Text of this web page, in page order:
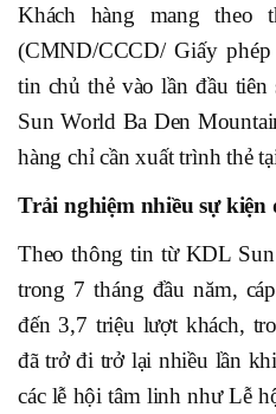
Khách hàng mang
(CMND/CCCD/ Giấy
tin chủ thẻ vào lần đầu
Sun World Ba Den
hàng chỉ cần xuất trình thẻ
Trải nghiệm nhiều sự kiện
Theo thông tin từ KDL
trong 7 tháng đầu năm,
đến 3,7 triệu lượt khách,
đã trở đi trở lại nhiều lần
các lễ hội tâm linh như Lễ